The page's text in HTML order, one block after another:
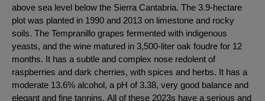
above sea level below the Sierra Cantabria. The 3.9-hectare
plot was planted in 1990 and 2013 on limestone and rocky
soils. The Tempranillo grapes fermented with indigenous
yeasts, and the wine matured in 3,500-liter oak foudre for 12
months. It has a subtle and complex nose redolent of
raspberries and dark cherries, with spices and herbs. It has a
moderate 13.6% alcohol, a pH of 3.38, very good balance and
elegant and fine tannins. All of these 2023s have a serious and